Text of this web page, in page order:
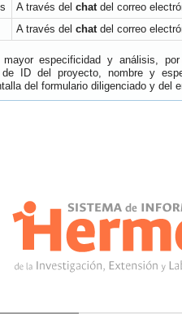
A través del chatdel correo
A través del chatdel correo
mayor especificidad y análisis,
ID del proyecto, nombre y
del formulario diligenciado y del